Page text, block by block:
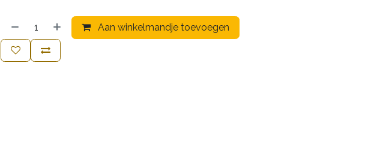
Aan winkelmandje toevoegen